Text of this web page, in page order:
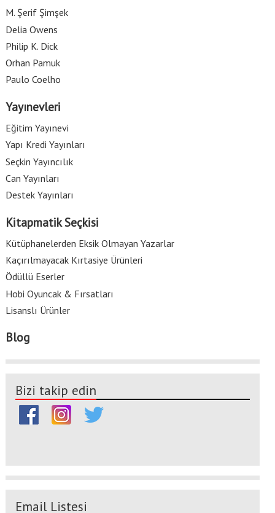
M. Şerif Şimşek
Delia Owens
Philip K. Dick
Orhan Pamuk
Paulo Coelho
Yayınevleri
Eğitim Yayınevi
Yapı Kredi Yayınları
Seçkin Yayıncılık
Can Yayınları
Destek Yayınları
Kitapmatik Seçkisi
Kütüphanelerden Eksik Olmayan Yazarlar
Kaçırılmayacak Kırtasiye Ürünleri
Ödüllü Eserler
Hobi Oyuncak & Fırsatları
Lisanslı Ürünler
Blog
Bizi takip edin
Email Listesi